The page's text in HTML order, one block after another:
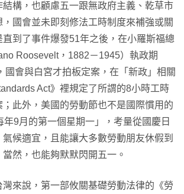
構，也顧慮五一跟無政府主義、乾草市
國會並未即刻修法工時制度來補強或關
到了事件爆發51年之後，在小羅斯福總
Roosevelt，1882－1945）執政期
國會與白宮才拍板定案，在「新政」相關
Act》裡規定了所謂的8小時工時
此外，美國的勞動節也不是國際慣用的
年9月的第一個星期一」，考量從國慶日
候適宜，且能讓大多數勞動朋友休假到
然，也能夠默默閃開五一。
來說，第一部攸關基礎勞動法律的《勞